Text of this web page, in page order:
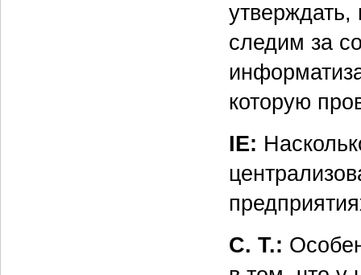
утверждать,
следим за
которую
IE:
С. Т.: